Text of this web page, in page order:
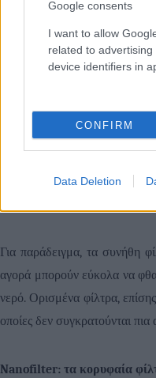
Google consents
I want to allow
related to
device identifiers in
CONFIRM
Data Deletion
ανταλλακτικών.
είναι μια απλή υπόθεση.
όπως η ποιότητα των υλικών
σημαντικό κριτήριο
Για παράδειγμα, τα συνήθη
αγορά μπορούν εύκολα να
νερό. Ορισμένα φίλτρα,
οποίες δεν συγκρατούνται
Nanofilter: τα κορυφαία